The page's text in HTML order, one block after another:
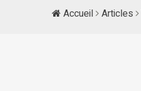
Accueil Articles